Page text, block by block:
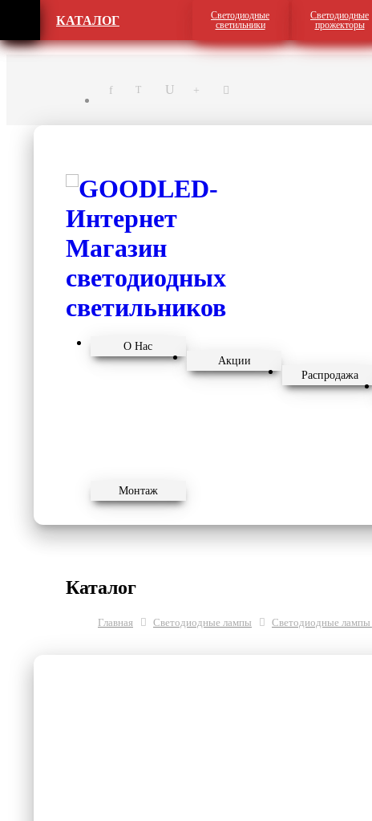
КАТАЛОГ
Светодиодные
светильники
Светодиодные
прожекторы
О Нас
Акции
Распродажа
Монтаж
Каталог
Главная Светодиодные лампы Cветодиодные лампы